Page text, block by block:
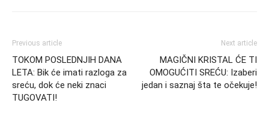
Previous article
TOKOM POSLEDNJIH DANA
LETA: Bik će imati razloga za
sreću, dok će neki znaci
TUGOVATI!
Next article
MAGIČNI KRISTAL ĆE TI
OMOGUĆITI SREĆU: Izaberi
jedan i saznaj šta te očekuje!